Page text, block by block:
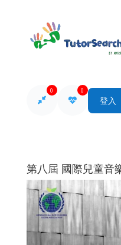
0 0
登入
第八屆 國際兒童音